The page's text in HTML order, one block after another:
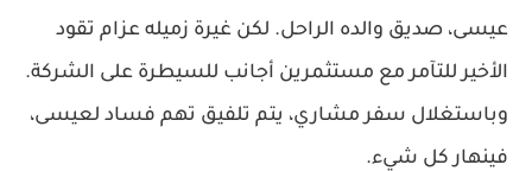
عيسى، صديق والده الراحل. لكن غيرة زميله عزام تقود
الأخير للتآمر مع مستثمرين أجانب للسيطرة على الشركة.
وباستغلال سفر مشاري، يتم تلفيق تهم فساد لعيسى،
فينهار كل شيء.